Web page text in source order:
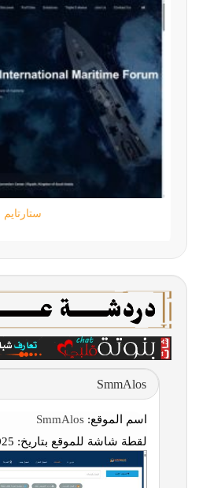
ستارتايم
SmmAlos
اسم الموقع:
لقطة شاشة للموقع بتاريخ: